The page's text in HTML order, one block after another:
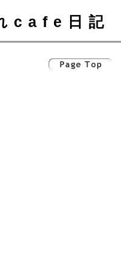
cafe日記